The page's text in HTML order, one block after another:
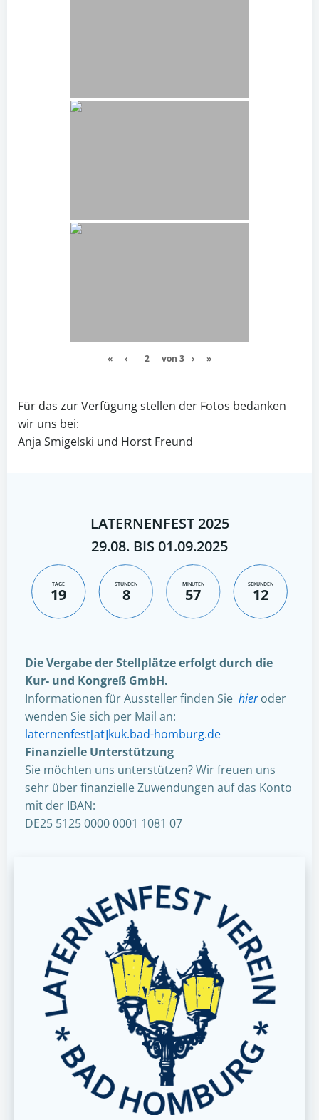
« ‹ von 3 › »
Für das zur Verfügung stellen der Fotos bedanken
wir uns bei:
Anja Smigelski und Horst Freund
LATERNENFEST 2025
29.08. BIS 01.09.2025
TAGE
19
STUNDEN
8
MINUTEN
57
SEKUNDEN
11
Die Vergabe der Stellplätze erfolgt durch die
Kur- und Kongreß GmbH.
Informationen für Aussteller finden Sie hieroder
wenden Sie sich per Mail an:
laternenfest[at]kuk.bad-homburg.de
Finanzielle Unterstützung
Sie möchten uns unterstützen? Wir freuen uns
sehr über finanzielle Zuwendungen auf das Konto
mit der IBAN:
DE25 5125 0000 0001 1081 07